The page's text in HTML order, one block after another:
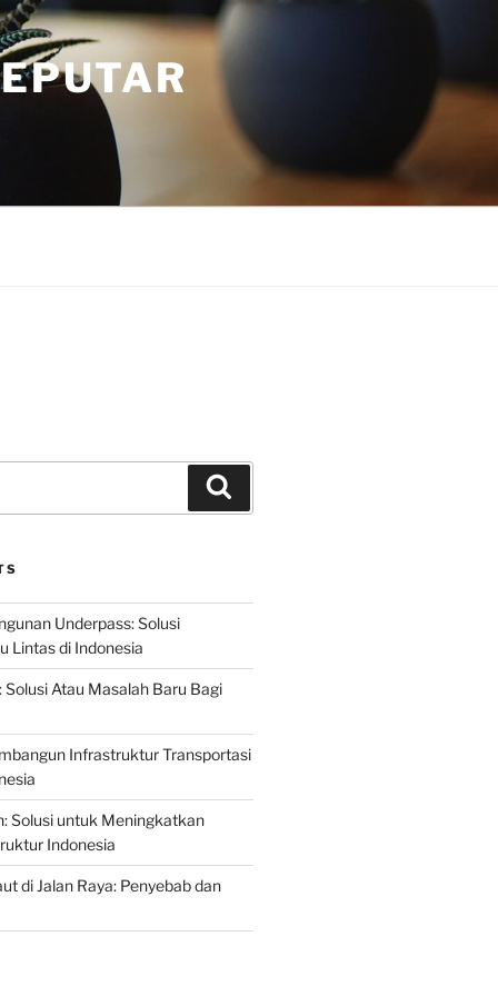
Underpass: Solusi
Lintas di Indonesia
Solusi Atau Masalah Baru Bagi
Infrastruktur Transportasi
Solusi untuk Meningkatkan
Indonesia
di Jalan Raya: Penyebab dan